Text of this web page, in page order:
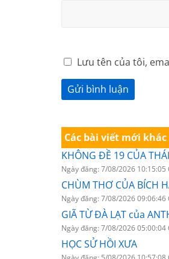
Lưu tên của tôi,
Các bài viết mới khác
KHÔNG ĐỀ 19 CỦA
Ngày đăng: 7/08/2026 10:15:05
CHÙM THƠ CỦA BÍCH
Ngày đăng: 7/08/2026 09:06:46
GIÃ TỪ ĐÀ LẠT của
Ngày đăng: 7/08/2026 05:00:04
HỌC SỬ HỒI XƯA